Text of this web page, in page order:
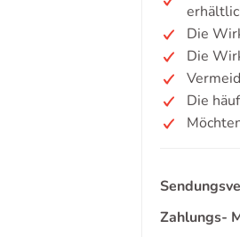
Die
Die
Die
Zahlungs-